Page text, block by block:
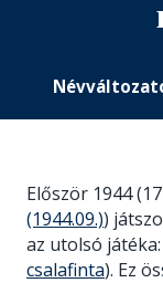
Először 1944
(1944.09.))
az utolsó játéka:
csalafinta). Ez